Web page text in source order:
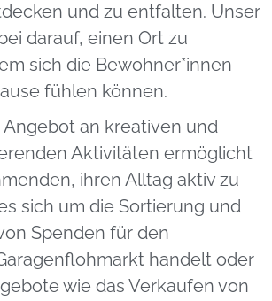
und zu entfalten. Unser
darauf, einen Ort zu
sich die Bewohner*innen
fühlen können.
Angebot an kreativen und
Aktivitäten ermöglicht
ihren Alltag aktiv zu
sich um die Sortierung und
Spenden für den
handelt oder
wie das Verkaufen von